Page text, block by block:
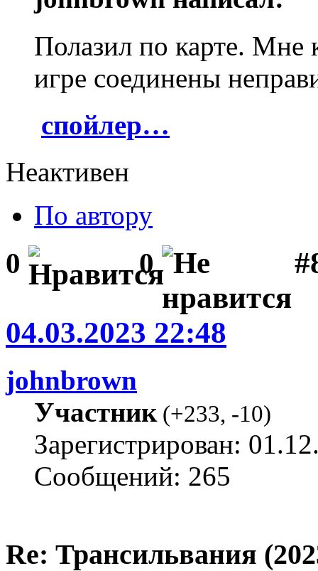
Полазил по карте. Мне
игре соединены
спойлер…
Неактивен
По автору
0 0
04.03.2023 22:48
johnbrown
Участник(+233, -10)
Зарегистрирован:
Сообщений: 265
Re: Трансильвания